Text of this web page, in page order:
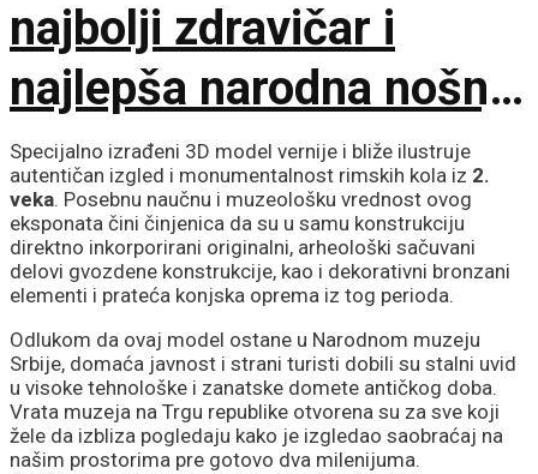
najbolji zdravičar i
najlepša narodna nošnja
na 65. Saboru trubača
Specijalno izrađeni 3D model vernije i bliže ilustruje
autentičan izgled i monumentalnost rimskih kola iz 2.
veka. Posebnu naučnu i muzeološku vrednost ovog
eksponata čini činjenica da su u samu konstrukciju
direktno inkorporirani originalni, arheološki sačuvani
delovi gvozdene konstrukcije, kao i dekorativni bronzani
elementi i prateća konjska oprema iz tog perioda.
Odlukom da ovaj model ostane u Narodnom muzeju
Srbije, domaća javnost i strani turisti dobili su stalni uvid
u visoke tehnološke i zanatske domete antičkog doba.
Vrata muzeja na Trgu republike otvorena su za sve koji
žele da izbliza pogledaju kako je izgledao saobraćaj na
našim prostorima pre gotovo dva milenijuma.